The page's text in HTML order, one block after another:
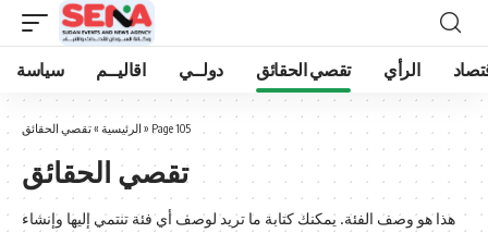
سياسة اقاليــم دولــي تقصي الحقائق الرأي
الرئيسية »تقصي الحقائق » Page 105
تقصي الحقائق
هذا هو وصف الفئة. يمكنك كتابة ما تريد لوصف أي فئة تنتمي إليها وإنشاء